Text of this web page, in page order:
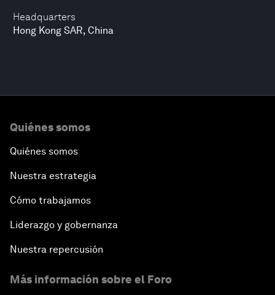
Headquarters
Hong Kong SAR, China
Quiénes somos
Quiénes somos
Nuestra estrategia
Cómo trabajamos
Liderazgo y gobernanza
Nuestra repercusión
Más información sobre el Foro